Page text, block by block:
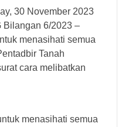
30 November 2023
Bilangan 6/2023 –
menasihati semua
Tanah
cara melibatkan
menasihati semua